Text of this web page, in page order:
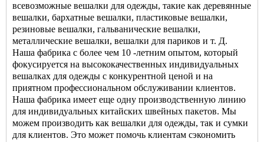
всевозможные вешалки для одежды, такие как деревянные
вешалки, бархатные вешалки, пластиковые вешалки,
резиновые вешалки, гальванические вешалки,
металлические вешалки, вешалки для париков и т. Д.
Наша фабрика с более чем 10 -летним опытом, который
фокусируется на высококачественных индивидуальных
вешалках для одежды с конкурентной ценой и на
приятном профессиональном обслуживании клиентов.
Наша фабрика имеет еще одну производственную линию
для индивидуальных китайских швейных пакетов. Мы
можем производить как вешалки для одежды, так и сумки
для клиентов. Это может помочь клиентам сэкономить